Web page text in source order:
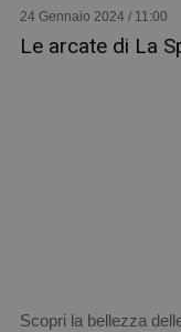
24 Gennaio 2024 / 11:00
Le arcate di La
Scopri la bellezza